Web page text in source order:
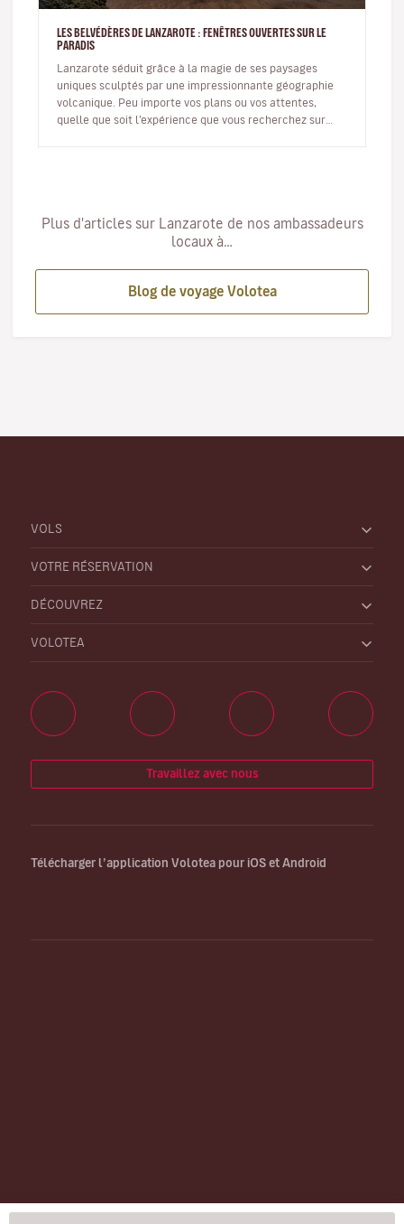
LES BELVÉDÈRES DE LANZAROTE : FENÊTRES OUVERTES SUR LE
PARADIS
Lanzarote séduit grâce à la magie de ses paysages
uniques sculptés par une impressionnante géographie
volcanique. Peu importe vos plans ou vos attentes,
quelle que soit l’expérience que vous recherchez sur
Plus d'articles sur Lanzarote de nos ambassadeurs
locaux à…
Blog de voyage Volotea
VOLS
VOTRE RÉSERVATION
DÉCOUVREZ
VOLOTEA
Travaillez avec nous
Télécharger l’application Volotea pour iOS et Android